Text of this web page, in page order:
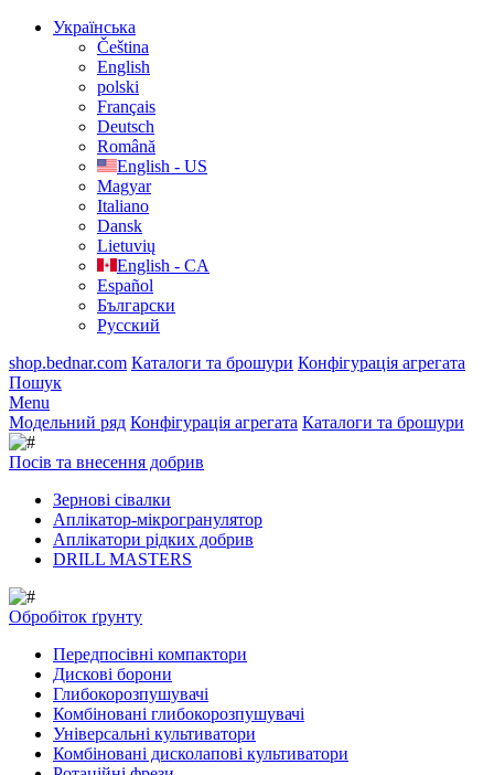
Українська
Čeština
English
polski
Français
Deutsch
Română
English - US
Magyar
Italiano
Dansk
Lietuvių
English - CA
Español
Български
Русский
shop.bednar.com Каталоги та брошури Конфігурація агрегата
Пошук
Menu
Модельний ряд Конфігурація агрегата Каталоги та брошури
Посів та внесення добрив
Зернові сівалки
Аплікатор-мікрогранулятор
Аплікатори рідких добрив
DRILL MASTERS
Обробіток ґрунту
Передпосівні компактори
Дискові борони
Глибокорозпушувачі
Комбіновані глибокорозпушувачі
Універсальні культиватори
Комбіновані дисколапові культиватори